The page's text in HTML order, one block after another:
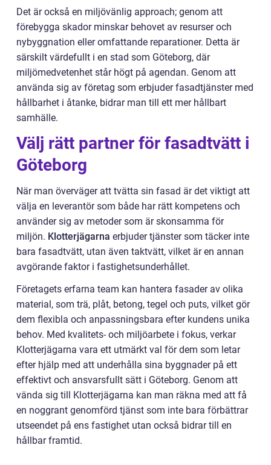
Det är också en miljövänlig approach; genom att
förebygga skador minskar behovet av resurser och
nybyggnation eller omfattande reparationer. Detta är
särskilt värdefullt i en stad som Göteborg, där
miljömedvetenhet står högt på agendan. Genom att
använda sig av företag som erbjuder fasadtjänster med
hållbarhet i åtanke, bidrar man till ett mer hållbart
samhälle.
Välj rätt partner för fasadtvätt i
Göteborg
När man överväger att tvätta sin fasad är det viktigt att
välja en leverantör som både har rätt kompetens och
använder sig av metoder som är skonsamma för
miljön. Klotterjägarna erbjuder tjänster som täcker inte
bara fasadtvätt, utan även taktvätt, vilket är en annan
avgörande faktor i fastighetsunderhållet.
Företagets erfarna team kan hantera fasader av olika
material, som trä, plåt, betong, tegel och puts, vilket gör
dem flexibla och anpassningsbara efter kundens unika
behov. Med kvalitets- och miljöarbete i fokus, verkar
Klotterjägarna vara ett utmärkt val för dem som letar
efter hjälp med att underhålla sina byggnader på ett
effektivt och ansvarsfullt sätt i Göteborg. Genom att
vända sig till Klotterjägarna kan man räkna med att få
en noggrant genomförd tjänst som inte bara förbättrar
utseendet på ens fastighet utan också bidrar till en
hållbar framtid.